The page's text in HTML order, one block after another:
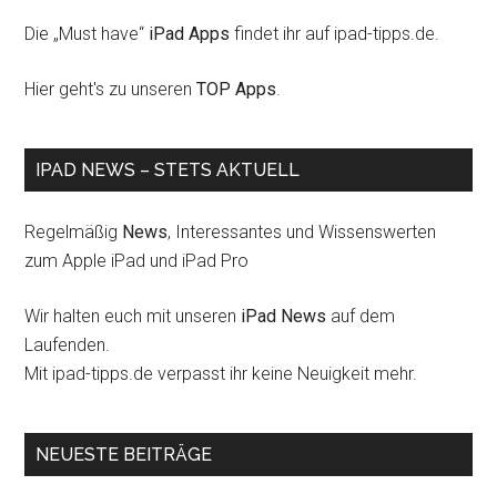
Die „Must have“ iPad Apps findet ihr auf ipad-tipps.de.
Hier geht's zu unserenTOP Apps.
IPAD NEWS – STETS AKTUELL
Regelmäßig News, Interessantes und Wissenswerten
zum Apple iPad und iPad Pro
Wir halten euch mit unseren iPad News auf dem
Laufenden.
Mit ipad-tipps.de verpasst ihr keine Neuigkeit mehr.
NEUESTE BEITRÄGE